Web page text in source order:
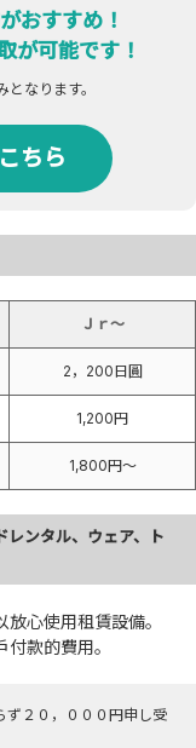
おすすめ！
が可能です！
なります。
ちら
Ｊｒ〜
2，200日圓
1,200円
1,800円〜
レンタル、ウェア、ト
心使用租賃設備。
款的費用。
ず２０，０００円申し受